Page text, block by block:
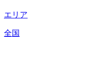
エリア
全国